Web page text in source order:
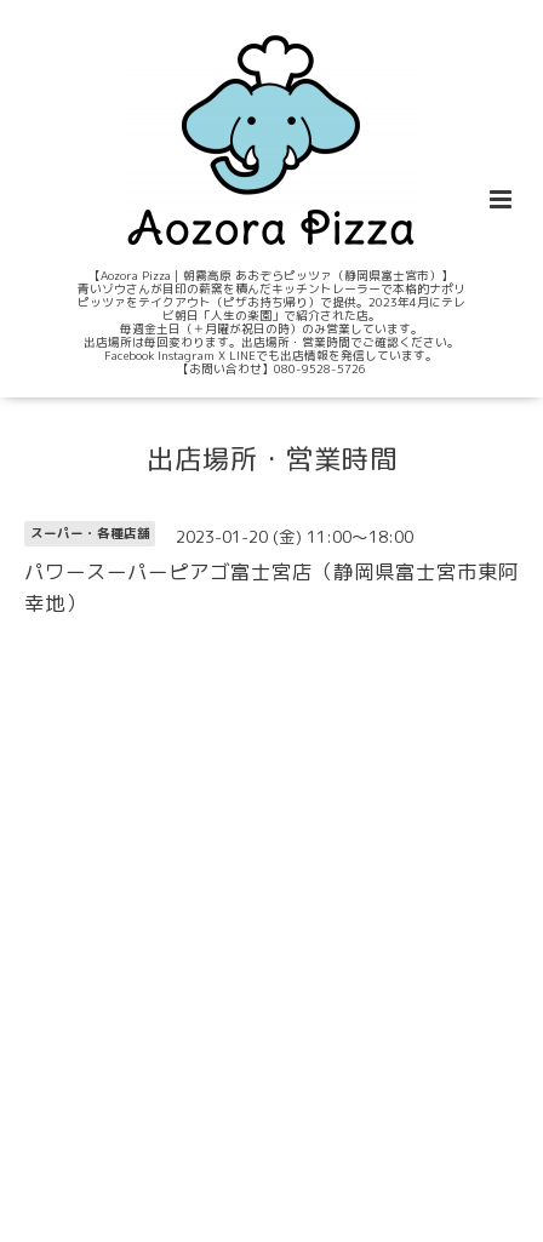
【Aozora Pizza｜朝霧高原 あおぞらピッツァ（静岡県富士宮市）】
青いゾウさんが目印の薪窯を積んだキッチントレーラーで本格的ナポリ
ピッツァをテイクアウト（ピザお持ち帰り）で提供。2023年4月にテレ
ビ朝日「人生の楽園」で紹介された店。
毎週金土日（＋月曜が祝日の時）のみ営業しています。
出店場所は毎回変わります。出店場所・営業時間でご確認ください。
Facebook Instagram X LINEでも出店情報を発信しています。
【お問い合わせ】080-9528-5726
出店場所・営業時間
スーパー・各種店舗 2023-01-20 (金) 11:00～18:00
パワースーパーピアゴ富士宮店（静岡県富士宮市東阿
幸地）